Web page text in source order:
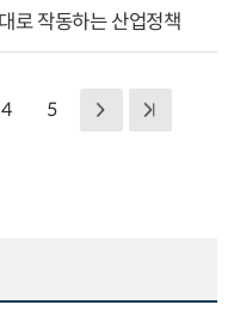
로 작동하는 산업정책
4 5